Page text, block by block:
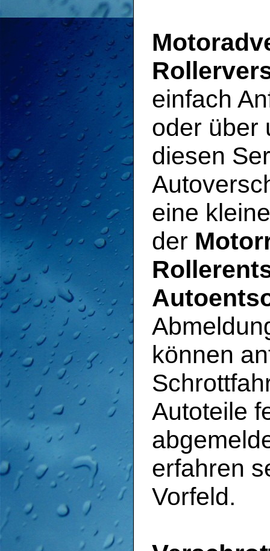
einfach
oder über
diesen
eine
der
können
Autoteile
erfahren
Vorfeld.